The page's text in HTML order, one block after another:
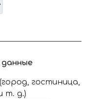
гостиница,
т. д.)